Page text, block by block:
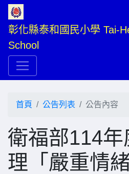
彰化縣泰和國民小學 Tai-
School
首頁 公告列表 公告內容
衛福部114
理「嚴重情